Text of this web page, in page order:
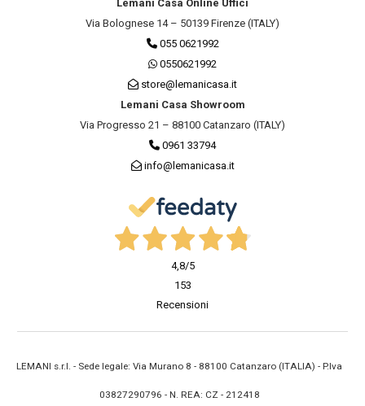
Lemani Casa Online Uffici
Via Bolognese 14 – 50139 Firenze (ITALY)
055 0621992
0550621992
store@lemanicasa.it
Lemani Casa Showroom
Via Progresso 21 – 88100 Catanzaro (ITALY)
0961 33794
info@lemanicasa.it
4,8/5
153
Recensioni
LEMANI s.r.l. - Sede legale: Via Murano 8 - 88100 Catanzaro (ITALIA) - P.Iva
03827290796 - N. REA: CZ - 212418